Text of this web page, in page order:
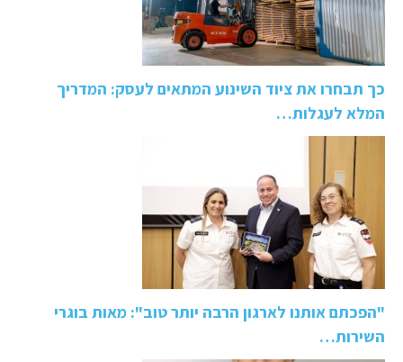
כך תבחרו את ציוד השינוע המתאים לעסק: המדריך
המלא לעגלות…
"הפכתם אותנו לארגון הרבה יותר טוב": מאות בוגרי
השירות…